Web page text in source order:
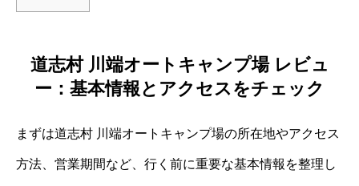
道志村 川端オートキャンプ場 レビュ
ー：基本情報とアクセスをチェック
まずは道志村 川端オートキャンプ場の所在地やアクセス
方法、営業期間など、行く前に重要な基本情報を整理し